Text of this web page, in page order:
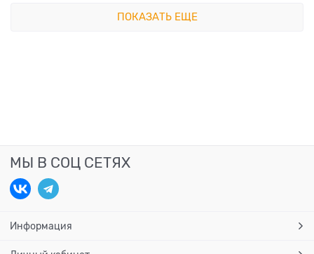
ПОКАЗАТЬ ЕЩЕ
МЫ В СОЦ СЕТЯХ
Информация